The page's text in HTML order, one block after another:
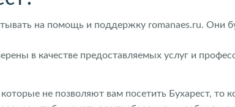
на помощь и поддержку romanaes.ru. Они
в качестве предоставляемых услуг и
не позволяют вам посетить Бухарест,